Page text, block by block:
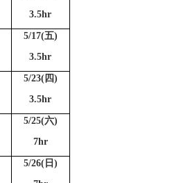
3.5hr
5/17(五)
3.5hr
5/23(四)
3.5hr
5/25(六)
7hr
5/26(日)